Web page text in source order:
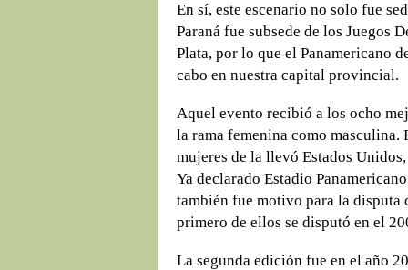
En sí, este escenario no solo fue
Paraná fue subsede de los Juegos
Plata, por lo que el Panamericano
cabo en nuestra capital provincial.
Aquel evento recibió a los ocho
la rama femenina como masculina.
mujeres de la llevó Estados
Ya declarado Estadio
también fue motivo para la
primero de ellos se disputó en el
La segunda edición fue en el año